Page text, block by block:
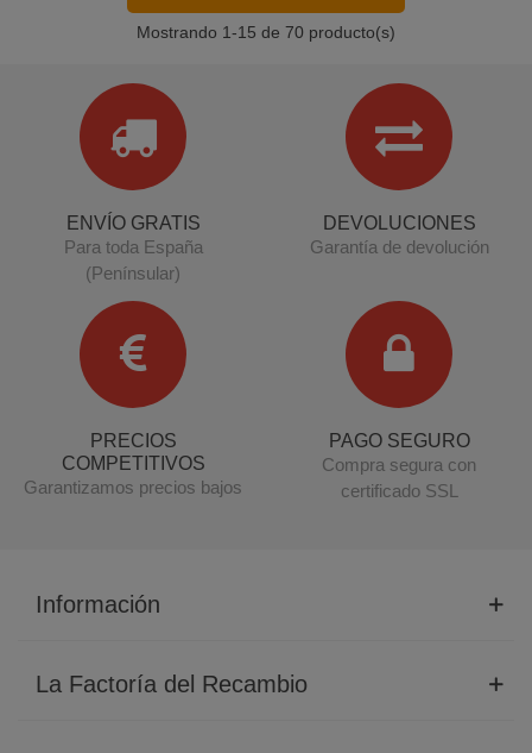
Mostrando 1-15 de 70 producto(s)
ENVÍO GRATIS
Para toda España
(Penínsular)
DEVOLUCIONES
Garantía de devolución
PRECIOS
COMPETITIVOS
Garantizamos precios bajos
PAGO SEGURO
Compra segura con
certificado SSL
Información
La Factoría del Recambio